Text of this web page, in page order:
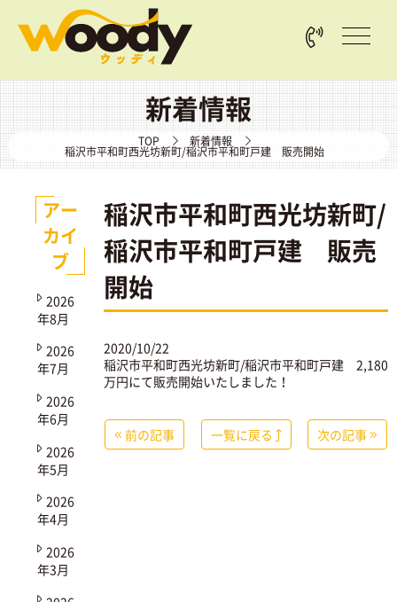
新着情報
TOP 新着情報
稲沢市平和町西光坊新町/稲沢市平和町戸建 販売開始
稲沢市平和町西光坊新町/
稲沢市平和町戸建 販売
開始
2020/10/22
稲沢市平和町西光坊新町/稲沢市平和町戸建 2,180
万円にて販売開始いたしました！
前の記事 次の記事
一覧に戻る
アー
カイ
ブ
2026
年8月
2026
年7月
2026
年6月
2026
年5月
2026
年4月
2026
年3月